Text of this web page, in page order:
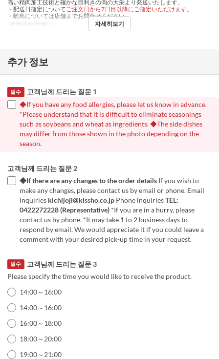
高い精肉加工技術と確かな目利きの肉の大栄より発送いたします。
・配送日指定についてご注文日から7日目以降にご指定いただけます。
・離島については店舗までお問合せください。
주문 수량 제한
1 ~ 자세히보기
추가 정보
고객님께 드리는 질문 1
필수
◆If you have any food allergies, please let us know in advance.
*Please understand that it is difficult to eliminate seasonings
such as soybeans and wheat as ingredients. ◆The side dishes
may differ from those shown in the photo depending on the
season.
고객님께 드리는 질문 2
◆If there are any changes to the order details If you wish to
make any changes, please contact us by email or phone. Email
inquiries kichijoji@kissho.co.jp Phone inquiriesTEL:
0422272228 (Representative) *If you are in a hurry, please
contact us by phone. *It may take 1 to 2 business days to
respond by email. We would appreciate it if you could leave a
comment with your desired pick-up time in your request.
고객님께 드리는 질문 3
필수
Please specify the time you would like to receive the product.
14:00～16:00
14:00～16:00
16:00～18:00
18:00～20:00
19:00～21:00